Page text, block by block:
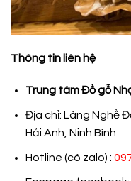
Thông tin liên hệ
Trung tâm Đồ gỗ
Địa chỉ: Làng Nghề
Hải Anh, Ninh Bình
Hotline (có zalo) :